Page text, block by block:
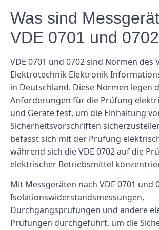
Was sind
VDE 0701 und
VDE 0701 und 0702 sind Normen des
Elektrotechnik Elektronik
in Deutschland. Diese Normen legen
Anforderungen für die Prüfung
und Geräte fest, um die Einhaltung
Sicherheitsvorschriften
befasst sich mit der Prüfung
während sich die VDE 0702 auf die
elektrischer Betriebsmittel
Mit Messgeräten nach VDE 0701 und
Isolationswiderstandsmessungen,
Durchgangsprüfungen und andere
Prüfungen durchgeführt, um die